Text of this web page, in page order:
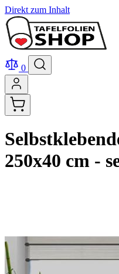
Direkt zum Inhalt
0
250x40 cm -